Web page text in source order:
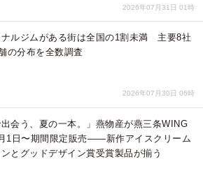
2026年07月31日 01時
ルジムがある街は全国の1割未満 主要8社
の分布を全数調査
2026年07月30日 06時
出会う、夏の一本。」燕物産が燕三条WING
1日〜期間限定販売——新作アイスクリーム
とグッドデザイン賞受賞製品が揃う